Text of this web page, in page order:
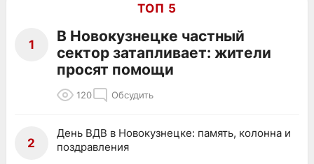
ТОП 5
1
В Новокузнецке частный
сектор затапливает: жители
просят помощи
120 Обсудить
2
День ВДВ в Новокузнецке: память, колонна и
поздравления